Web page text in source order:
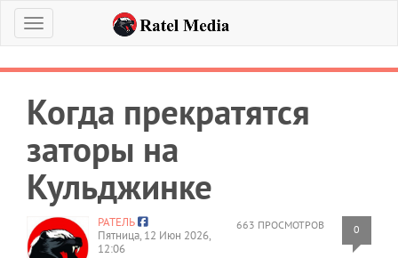
Меню
Когда прекратятся
заторы на
Кульджинке
663 ПРОСМОТРОВ 0
РАТЕЛЬ
Пятница, 12 Июн 2026,
12:06